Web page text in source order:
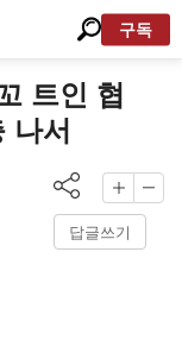
구독
트인 협
나서
답글쓰기